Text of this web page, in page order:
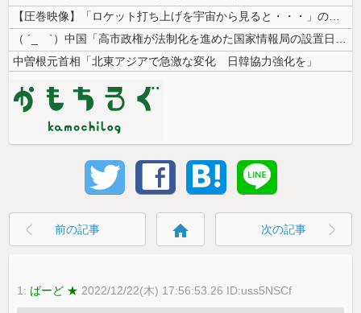
【圧巻映像】「ロケット打ち上げを宇宙から見ると・・・」の動画が衝撃的
（ ´_ゝ`）中国「高市政権が法制化を進めた国家情報局の設置日が7月3...
中曽根元首相「北東アジアで急激な変化 日韓協力強化を」
前の記事 home 次の記事
1: ばーど ★ 2022/12/22(木) 17:56:53.26 ID:uss5NSCf